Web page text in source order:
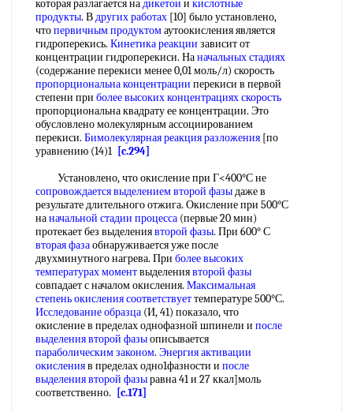
которая разлагается надикетои и кислотные
продукты. Вдругих работах [10] было установлено,
чтопервичным продуктомаутоокисления является
гидроперекись. Кинетика реакции зависит от
концентрации гидроперекиси. Наначальных стадиях
(содержание перекиси менее 0,01 моль/л) скорость
пропорциональна концентрации перекиси в первой
степени при более высокихконцентрациях скорость
пропорциональна квадрату ее концентрации. Это
обусловлено молекулярным ассоциированием
перекиси. Бимолекулярная реакция разложения [по
уравнению (14)1 [c.294]
Установлено, что окисление при Г<400°С не
сопровождается выделениемвторой фазыдаже в
результате длительного отжига. Окисление при 500°С
наначальной стадии процесса (первые 20 мин)
протекает без выделениявторой фазы. При 600° С
вторая фазаобнаруживается уже после
двухминутного нагрева. При более высоких
температурах моментвыделениявторой фазы
совпадает с началом окисления. Максимальная
степеньокисления соответствуеттемпературе 500°С.
Исследование образца (И, 41) показало, что
окисление в пределах однофазной шпинели и после
выделениявторой фазыописывается
параболическим законом. Энергия активации
окисленияв пределах одно1фазности и после
выделениявторой фазыравна 41 и 27 ккал]моль
соответственно.
[c.171]